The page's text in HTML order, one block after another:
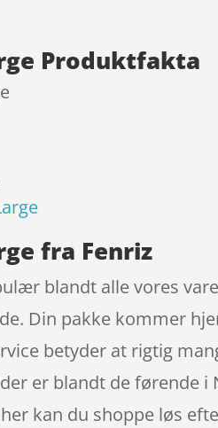
Produktfakta
fra Fenriz
blandt alle vores
Din pakke kommer
betyder at rigtig
er blandt de førende
kan du shoppe løs